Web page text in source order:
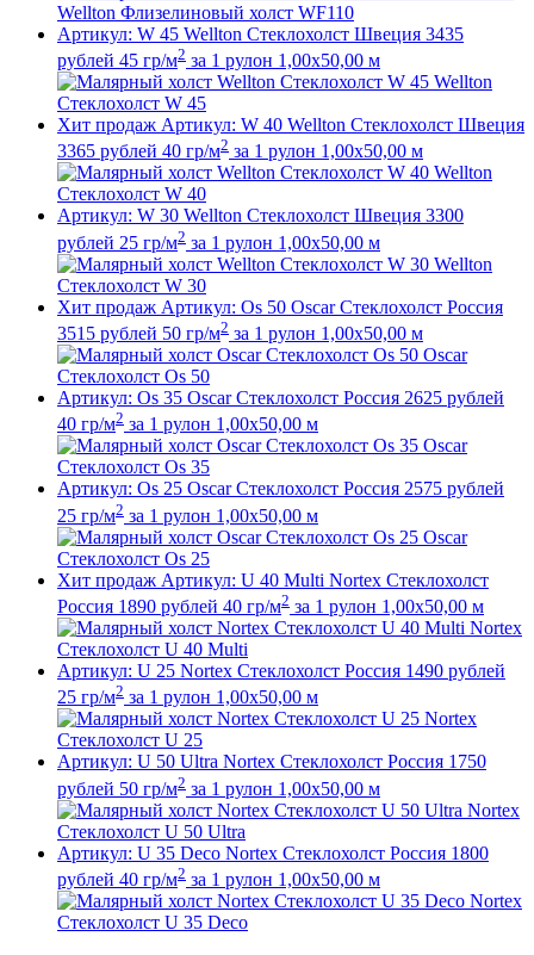
Wellton Флизелиновый холст WF110
Артикул: W 45 Wellton Стеклохолст Швеция 3435
рублей 45 гр/м2 за 1 рулон 1,00x50,00 м
Wellton
Стеклохолст W 45
Хит продаж Артикул: W 40 Wellton Стеклохолст Швеция
3365 рублей 40 гр/м2 за 1 рулон 1,00x50,00 м
Wellton
Стеклохолст W 40
Артикул: W 30 Wellton Стеклохолст Швеция 3300
рублей 25 гр/м2 за 1 рулон 1,00x50,00 м
Wellton
Стеклохолст W 30
Хит продаж Артикул: Os 50 Oscar Стеклохолст Россия
3515 рублей 50 гр/м2 за 1 рулон 1,00x50,00 м
Oscar
Стеклохолст Os 50
Артикул: Os 35 Oscar Стеклохолст Россия 2625 рублей
40 гр/м2 за 1 рулон 1,00x50,00 м
Oscar
Стеклохолст Os 35
Артикул: Os 25 Oscar Стеклохолст Россия 2575 рублей
25 гр/м2 за 1 рулон 1,00x50,00 м
Oscar
Стеклохолст Os 25
Хит продаж Артикул: U 40 Multi Nortex Стеклохолст
Россия 1890 рублей 40 гр/м2 за 1 рулон 1,00x50,00 м
Nortex
Стеклохолст U 40 Multi
Артикул: U 25 Nortex Стеклохолст Россия 1490 рублей
25 гр/м2 за 1 рулон 1,00x50,00 м
Nortex
Стеклохолст U 25
Артикул: U 50 Ultra Nortex Стеклохолст Россия 1750
рублей 50 гр/м2 за 1 рулон 1,00x50,00 м
Nortex
Стеклохолст U 50 Ultra
Артикул: U 35 Deco Nortex Стеклохолст Россия 1800
рублей 40 гр/м2 за 1 рулон 1,00x50,00 м
Nortex
Стеклохолст U 35 Deco